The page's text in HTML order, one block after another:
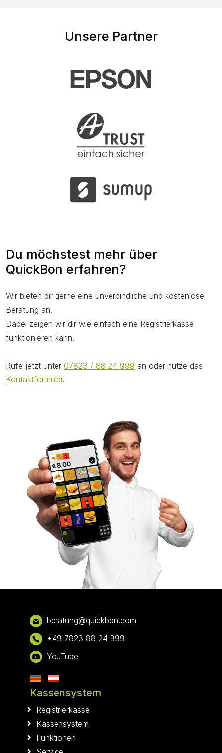
Unsere Partner
Du möchstest mehr über
QuickBon erfahren?
Wir bieten dir gerne eine unverbindliche und kostenlose
Beratung an.
Dabei zeigen wir dir wie einfach eine Registrierkasse
funktionieren kann.
Rufe jetzt unter 07823 / 88 24 999 an oder nutze das
Kontaktformular.
Footer
beratung@quickbon.com
+49 7823 88 24 999
YouTube
Kassensystem
Registrierkasse
Kassensystem
Funktionen